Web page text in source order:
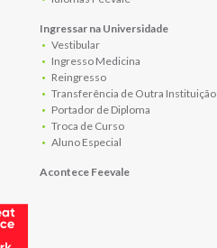
Ingressar na Universidade
Vestibular
Ingresso Medicina
Reingresso
Transferência de Outra Instituição
Portador de Diploma
Troca de Curso
Aluno Especial
Acontece Feevale